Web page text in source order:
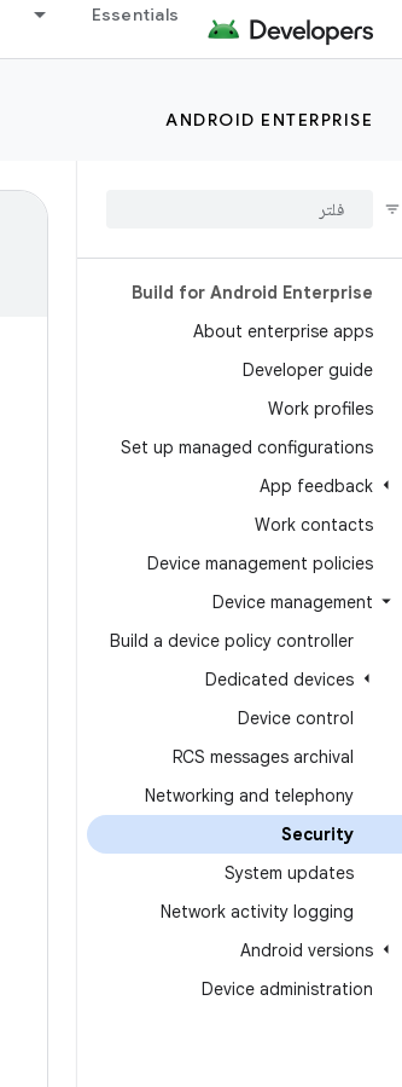
Essentials
ANDROID ENTERPRISE
Build for Android Enterprise
About enterprise apps
Developer guide
Work profiles
Set up managed configurations
App feedback
Work contacts
Device management policies
Device management
Build a device policy controller
Dedicated devices
Device control
RCS messages archival
Networking and telephony
Security
System updates
Network activity logging
Android versions
Device administration